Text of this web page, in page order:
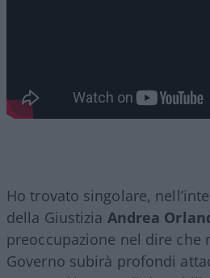
Ho trovato singolare,
della Giustizia Andrea
preoccupazione nel dire
Governo subirà profondi